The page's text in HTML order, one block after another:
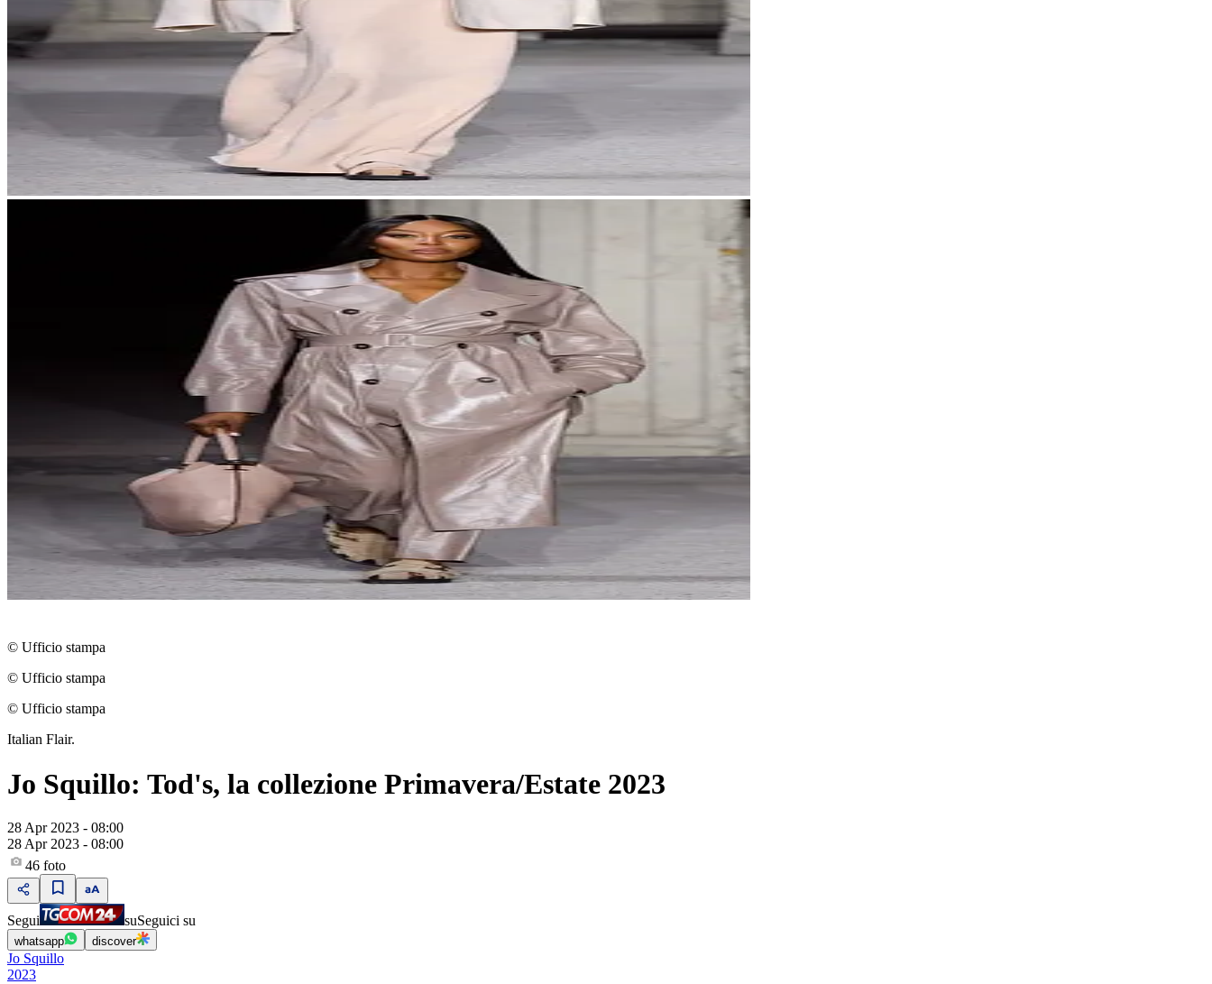
© Ufficio stampa
© Ufficio stampa
© Ufficio stampa
Italian Flair.
Jo Squillo: Tod's, la collezione Primavera/Estate 2023
28 Apr 2023 - 08:00
28 Apr 2023 - 08:00
46 foto
Segui suSeguici su
whatsapp discover
Jo Squillo
2023